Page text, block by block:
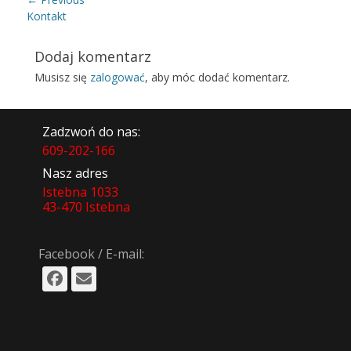
wpisu
Previous
Kontakt
Dodaj komentarz
Musisz się zalogować, aby móc dodać komentarz.
Zadzwoń do nas:
609-202-166
Nasz adres
Istebna 1033
43-470 Istebna
Facebook / E-mail:
Facebook
Email